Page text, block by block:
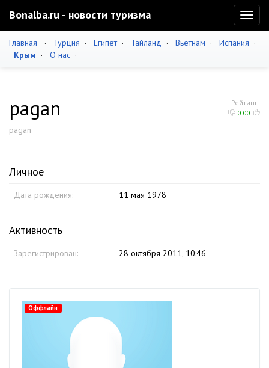
Bonalba.ru - новости туризма
Главная · Турция · Египет· Тайланд · Вьетнам · Испания ·
Крым · О нас ·
Рейтинг
0.00
pagan
pagan
Личное
Дата рождения: 11 мая 1978
Активность
Зарегистрирован: 28 октября 2011, 10:46
Оффлайн